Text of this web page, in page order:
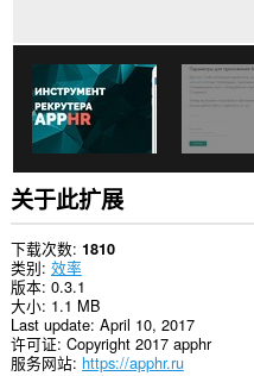
和
浏
览
活
动。
关于此扩展
下载次数 1810
类别 效率
版本 0.3.1
大小 1.1 MB
Last update April 10, 2017
许可证 Copyright 2017 apphr
服务网站 https://apphr.ru